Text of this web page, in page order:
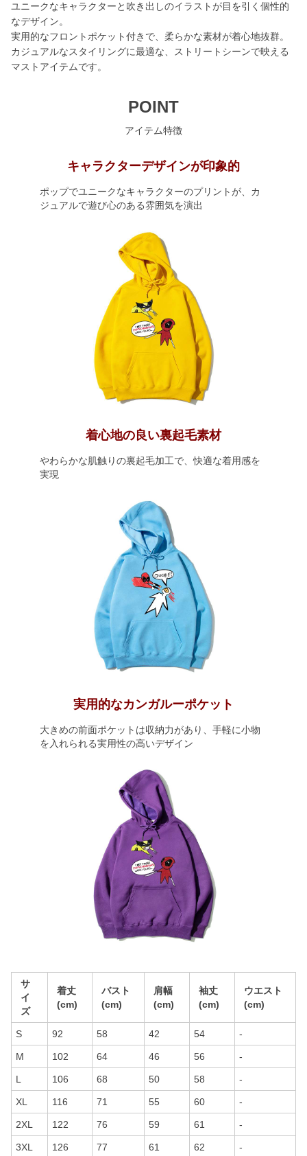
ユニークなキャラクターと吹き出しのイラストが目を引く個性的
なデザイン。
実用的なフロントポケット付きで、柔らかな素材が着心地抜群。
カジュアルなスタイリングに最適な、ストリートシーンで映える
マストアイテムです。
POINT
アイテム特徴
キャラクターデザインが印象的
ポップでユニークなキャラクターのプリントが、カ
ジュアルで遊び心のある雰囲気を演出
着心地の良い裏起毛素材
やわらかな肌触りの裏起毛加工で、快適な着用感を
実現
実用的なカンガルーポケット
大きめの前面ポケットは収納力があり、手軽に小物
を入れられる実用性の高いデザイン
サ
イ
ズ
着丈
(cm)
バスト
(cm)
肩幅
(cm)
袖丈
(cm)
ウエスト
(cm)
S 92 58 42 54 -
M 102 64 46 56 -
L 106 68 50 58 -
XL 116 71 55 60 -
2XL 122 76 59 61 -
3XL 126 77 61 62 -